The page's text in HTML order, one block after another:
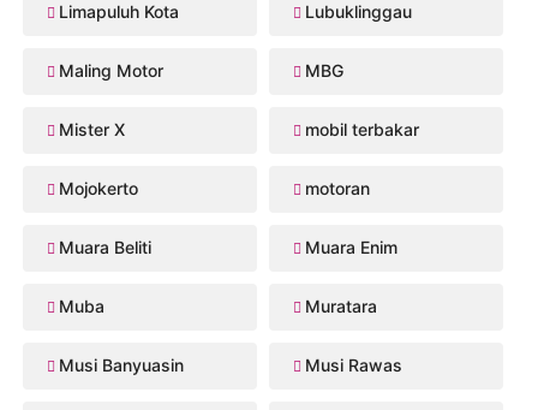
Limapuluh Kota Lubuklinggau
Maling Motor MBG
Mister X mobil terbakar
Mojokerto motoran
Muara Beliti Muara Enim
Muba Muratara
Musi Banyuasin Musi Rawas